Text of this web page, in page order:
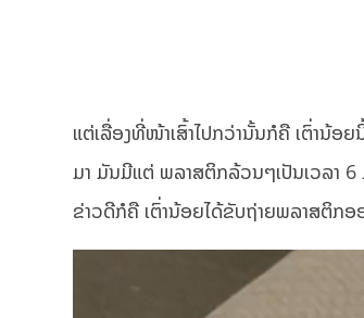
ແຕ່ເລື່ອງທີ່ໜ້າເສົ້າໄປກວ່ານັ້ນກໍຄື ເຕົ່ານ້ອ
ມາ ມັນມີແຕ່ ພລາສຕິກລ້ວນໆເປັນເວລາ
ຂ່າວດີກໍຄື ເຕົ່ານ້ອຍໄດ້ຂັບຖ່າຍພລາສຕິກ